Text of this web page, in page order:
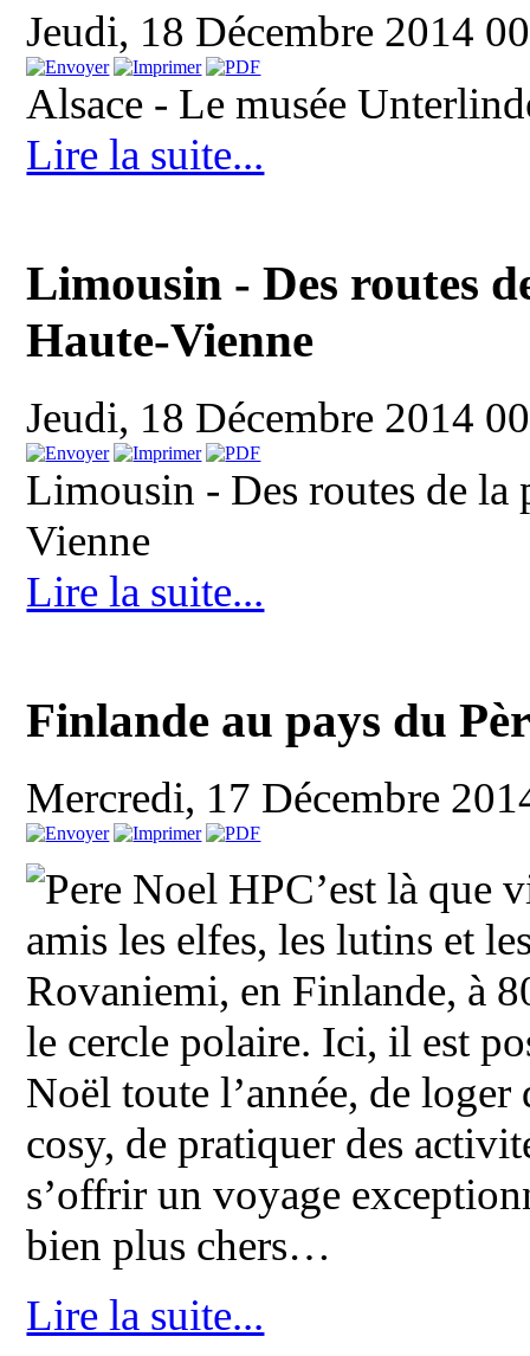
Jeudi, 18 Décembre 2014
Alsace - Le musée
Lire la suite...
Limousin - Des routes
Haute-Vienne
Jeudi, 18 Décembre 2014
Limousin - Des routes de la
Vienne
Lire la suite...
Finlande au pays du
Mercredi, 17 Décembre
C’est là que
amis les elfes, les lutins et
Rovaniemi, en Finlande, à
le cercle polaire. Ici, il est
Noël toute l’année, de loger
cosy, de pratiquer des
s’offrir un voyage
bien plus chers…
Lire la suite...